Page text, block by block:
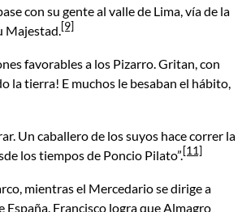
con su gente al valle de Lima, vía de la
Majestad.[9]
favorables a los Pizarro. Gritan, con
la tierra! E muchos le besaban el hábito,
Un caballero de los suyos hace correr la
los tiempos de Poncio Pilato”.[11]
mientras el Mercedario se dirige a
España. Francisco logra que Almagro